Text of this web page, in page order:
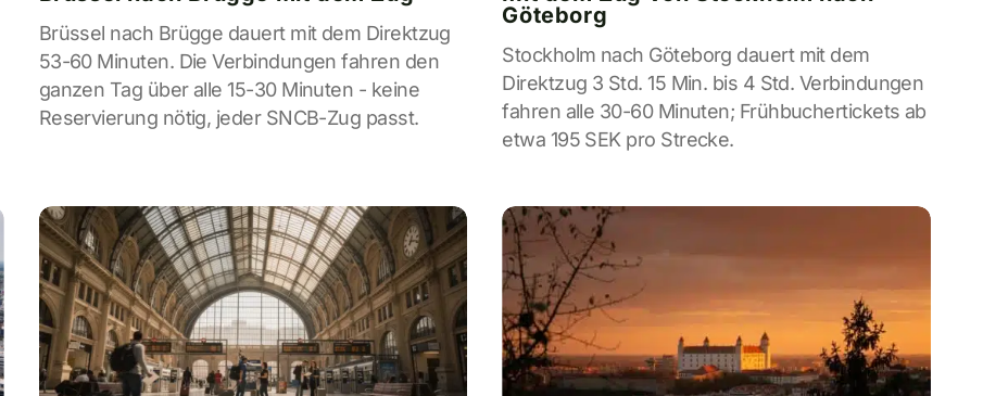
Brüssel nach Brügge dauert mit dem Direktzug
53-60 Minuten. Die Verbindungen fahren den
ganzen Tag über alle 15-30 Minuten - keine
Reservierung nötig, jeder SNCB-Zug passt.
Göteborg
Stockholm nach Göteborg dauert mit dem
Direktzug 3 Std. 15 Min. bis 4 Std. Verbindungen
fahren alle 30-60 Minuten; Frühbuchertickets ab
etwa 195 SEK pro Strecke.